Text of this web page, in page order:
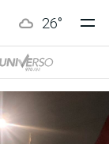
26°